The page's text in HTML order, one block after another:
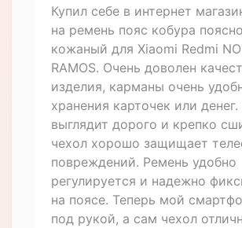
Купил себе в интернет
на ремень пояс кобура
кожаный для Xiaomi Redmi
RAMOS. Очень доволен
изделия, карманы очень
хранения карточек или
выглядит дорого и крепко
чехол хорошо защищает
повреждений. Ремень удобно
регулируется и надежно
на поясе. Теперь мой
под рукой, а сам чехол